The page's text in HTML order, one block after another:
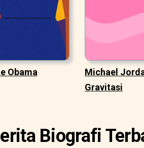
Obama
Michael
Gravitasi
Biografi